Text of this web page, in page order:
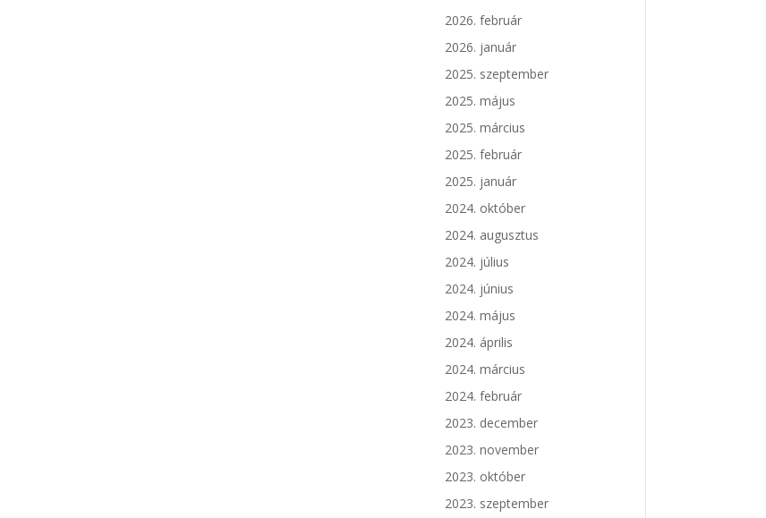
2026. február
2026. január
2025. szeptember
2025. május
2025. március
2025. február
2025. január
2024. október
2024. augusztus
2024. július
2024. június
2024. május
2024. április
2024. március
2024. február
2023. december
2023. november
2023. október
2023. szeptember